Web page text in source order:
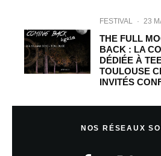
FESTIVAL · 23
THE FULL
BACK : LA
DÉDIÉE À
TOULOUSE
INVITÉS
NOS RÉSEAUX